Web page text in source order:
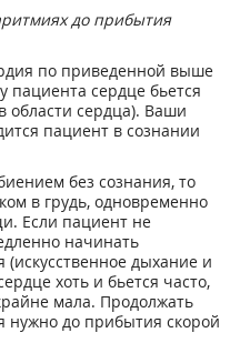
до прибытия
по приведенной выше
пациента сердце бьется
области сердца). Ваши
пациент в сознании
без сознания, то
в грудь, одновременно
Если пациент не
начинать
дыхание и
хоть и бьется часто,
мала. Продолжать
до прибытия скорой